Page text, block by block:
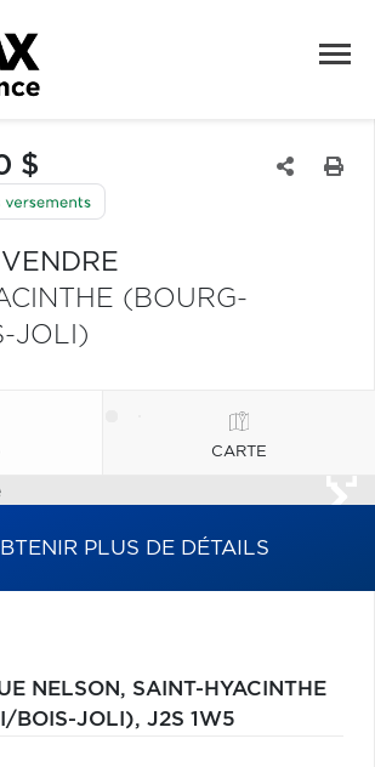
$
(BOURG-
JOLI)
CARTE
PLUS DE DÉTAILS
NELSON, SAINT-HYACINTHE
BOIS-JOLI), J2S 1W5